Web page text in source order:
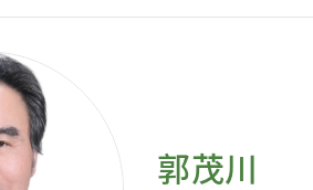
郭茂川